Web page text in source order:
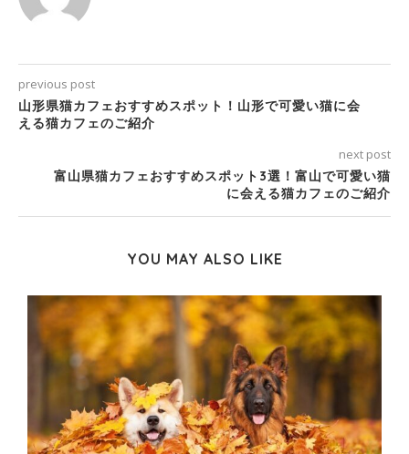
previous post
山形県猫カフェおすすめスポット！山形で可愛い猫に会
える猫カフェのご紹介
next post
富山県猫カフェおすすめスポット3選！富山で可愛い猫
に会える猫カフェのご紹介
YOU MAY ALSO LIKE